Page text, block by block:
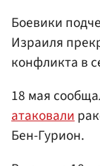
Боевики
Израиля
конфликта в
18 мая
атаковали
Бен-Гурион.